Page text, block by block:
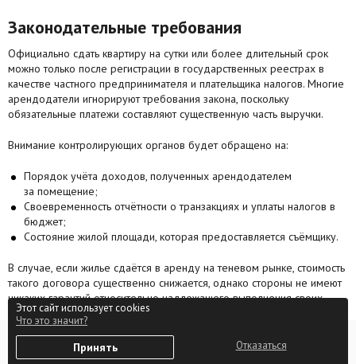
Законодательные требования
Официально сдать квартиру на сутки или более длительный срок
можно только после регистрации в государственных реестрах в
качестве частного предпринимателя и плательщика налогов. Многие
арендодатели игнорируют требования закона, поскольку
обязательные платежи составляют существенную часть выручки.
Внимание контролирующих органов будет обращено на:
Порядок учёта доходов, полученных арендодателем
за помещение;
Своевременность отчётности о транзакциях и уплаты налогов в
бюджет;
Состояние жилой площади, которая предоставляется съёмщику.
В случае, если жилье сдаётся в аренду на теневом рынке, стоимость
такого договора существенно снижается, однако стороны не имеют
никаких гарантий относительно надлежащего выполнения своих
обязательств контрагентов. При нарушении условий соглашения
потерпевший лишён возможности прибегнуть к защите своих прав,
а квартира посуточно в Новогрудке будет и дальше сдаваться
недобросовестными владельцами с нарушением стандартов.
Избранное Войти
Этот сайт использует cookies
Что это значит?
Принять Отказаться